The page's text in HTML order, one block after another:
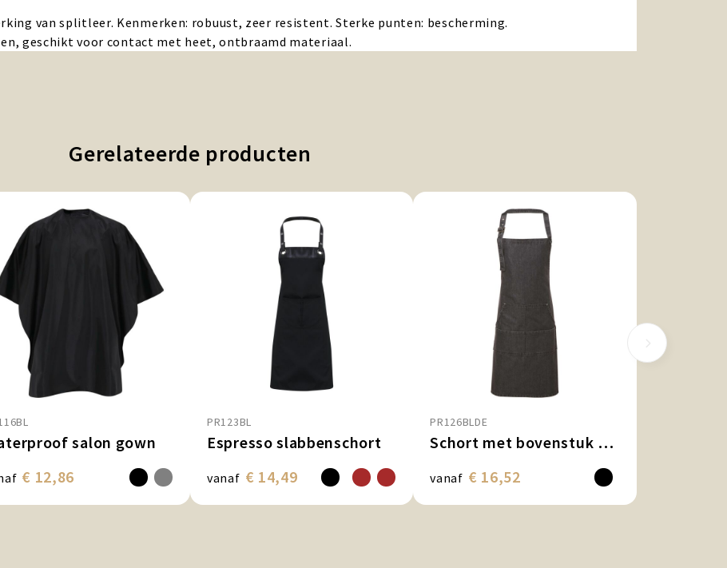
van splitleer. Kenmerken: robuust, zeer resistent. Sterke punten: bescherming.
geschikt voor contact met heet, ontbraamd materiaal.
Gerelateerde producten
salon gown
€ 12,86
PR123BL
Espresso slabbenschort
vanaf € 14,49
PR126BLDE
Schort met bovenstuk "Denim"
vanaf € 16,52